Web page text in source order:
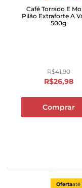
Café Torrado E
Pilão Extraforte A
500g
R$41,90
R$26,98
Comprar
Ofertaaté